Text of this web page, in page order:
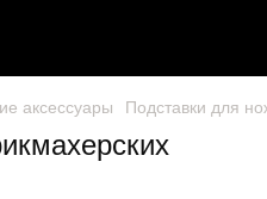
аксессуары Подставки для